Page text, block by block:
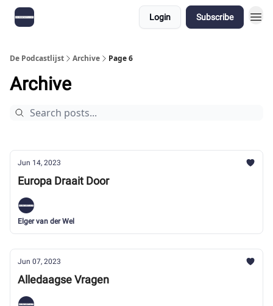
Login Subscribe
De Podcastlijst Archive Page 6
Archive
Jun 14, 2023
Europa Draait Door
Elger van der Wel
Jun 07, 2023
Alledaagse Vragen